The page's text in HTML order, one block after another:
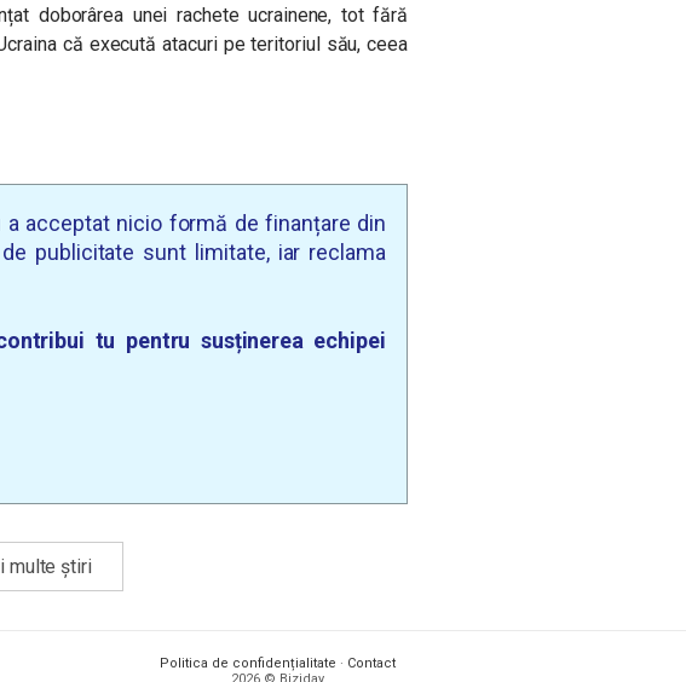
doborârea unei rachete ucrainene, tot fără
că execută atacuri pe teritoriul său, ceea
acceptat nicio formă de finanțare din
publicitate sunt limitate, iar reclama
tu pentru susținerea echipei
multe știri
Politica de confidențialitate · Contact